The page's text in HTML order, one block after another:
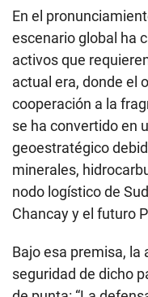
geoestratégico
minerales,
nodo logístico de
Chancay y el futuro
Bajo esa premisa, la
seguridad de dicho
de punta: “La
de una capacidad
Fuerzas Armadas
LEE:Resultados
conteo oficial de
vuelta electoral